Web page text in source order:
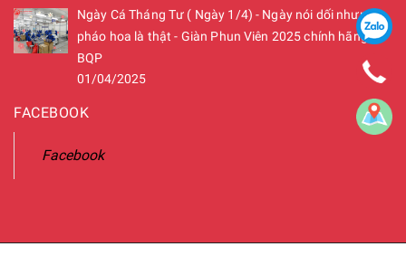
Ngày Cá Tháng Tư ( Ngày 1/4) - Ngày nói dối nhưng
pháo hoa là thật - Giàn Phun Viên 2025 chính hãng
BQP
01/04/2025
FACEBOOK
Facebook